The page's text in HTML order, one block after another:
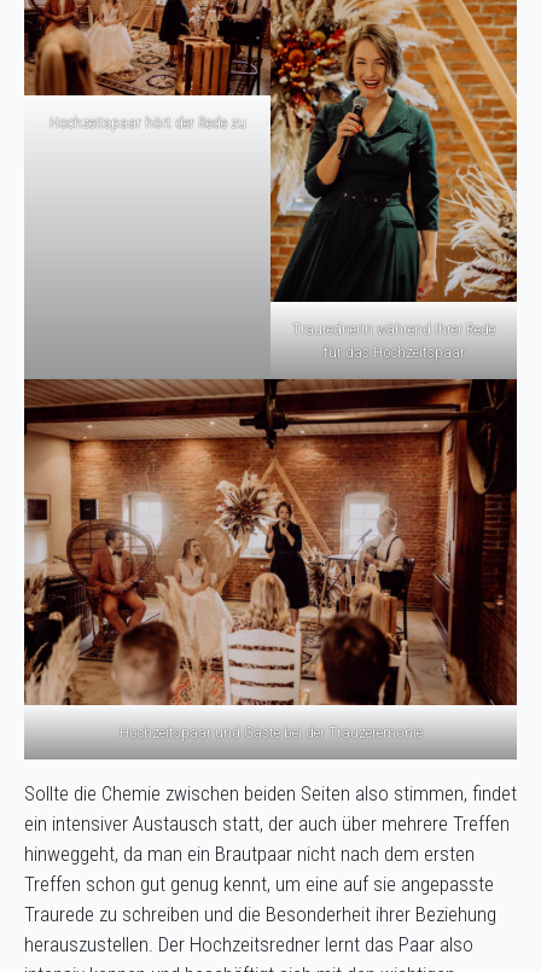
Hochzeitspaar hört der Rede zu
Traurednerin während Ihrer Rede
für das Hochzeitspaar
Hochzeitspaar und Gäste bei der Trauzeremonie
Sollte die Chemie zwischen beiden Seiten also stimmen, findet
ein intensiver Austausch statt, der auch über mehrere Treffen
hinweggeht, da man ein Brautpaar nicht nach dem ersten
Treffen schon gut genug kennt, um eine auf sie angepasste
Traurede zu schreiben und die Besonderheit ihrer Beziehung
herauszustellen. Der Hochzeitsredner lernt das Paar also